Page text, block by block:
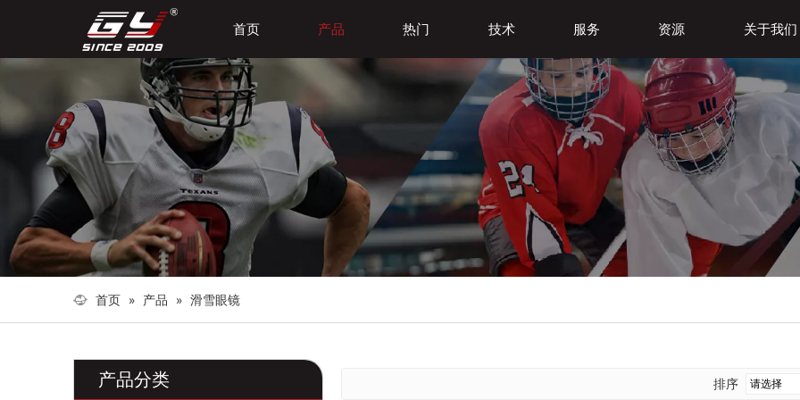
首页 产品 热门 技术 服务 资源 关于我们
首页 » 产品 » 滑雪眼镜
产品分类 排序